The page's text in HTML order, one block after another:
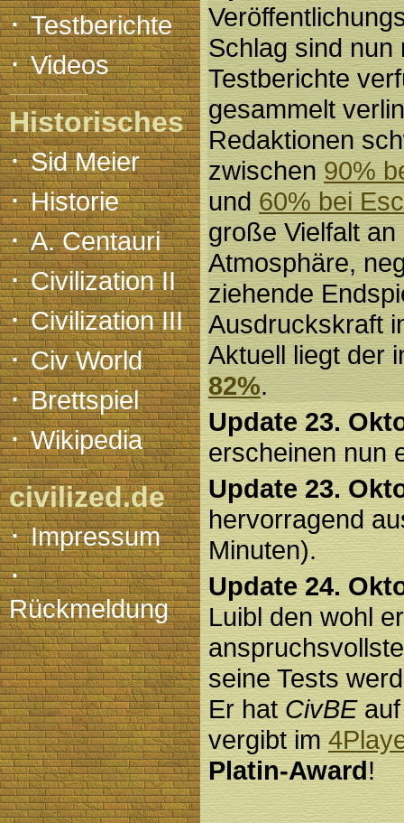
·Testberichte
·Videos
Historisches
·Sid Meier
·Historie
·A. Centauri
·Civilization II
·Civilization III
·Civ World
·Brettspiel
·Wikipedia
civilized.de
·Impressum
·
Rückmeldung
Schlag sind nun
Testberichte
gesammelt
Redaktionen
zwischen90%
und60% bei
große Vielfalt
Atmosphäre,
ziehende
Ausdruckskraft
Aktuell liegt der
82%.
Update 23.
erscheinen nun
Update 23.
hervorragend
Minuten).
Update 24.
Luibl den wohl
seine Tests
Er hatCivBEauf
vergibt im
Platin-Award!